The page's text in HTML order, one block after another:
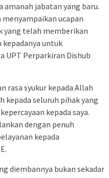
amanah jabatan yang baru.
menyampaikan ucapan
yang telah memberikan
kepadanya untuk
UPT Perparkiran Dishub
rasa syukur kepada Allah
kepada seluruh pihak yang
kepada saya.
dengan penuh
kepada
diembannya bukan sekadar